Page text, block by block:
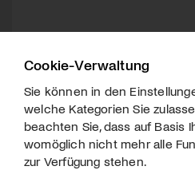
Cookie-Verwaltung
Sie können in den
welche Kategorien Sie
beachten Sie, dass auf Basis
womöglich nicht mehr alle
zur Verfügung stehen.